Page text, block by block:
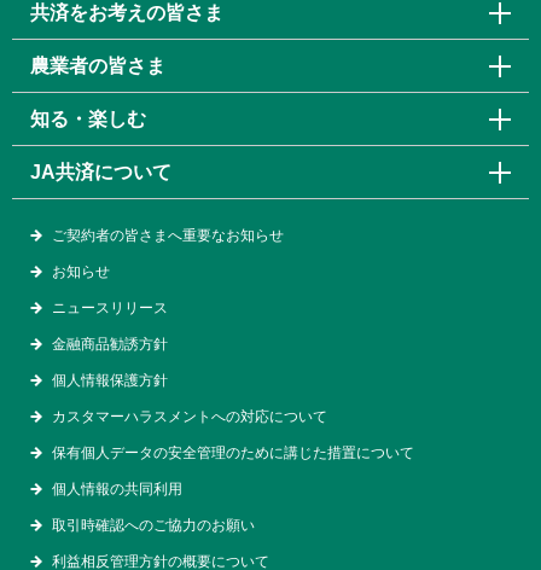
共済をお考えの皆さま
農業者の皆さま
知る・楽しむ
JA共済について
ご契約者の皆さまへ重要なお知らせ
お知らせ
ニュースリリース
金融商品勧誘方針
個人情報保護方針
カスタマーハラスメントへの対応について
保有個人データの安全管理のために講じた措置について
個人情報の共同利用
取引時確認へのご協力のお願い
利益相反管理方針の概要について